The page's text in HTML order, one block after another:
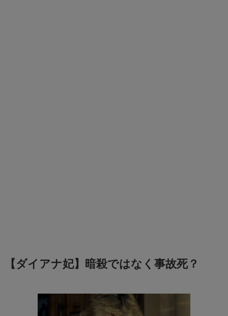
【ダイアナ妃】暗殺ではなく事故死？